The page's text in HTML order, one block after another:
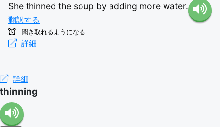
She thinned the soup by adding more water.
翻訳する
聞き取れるようになる
詳細
詳細
thinning